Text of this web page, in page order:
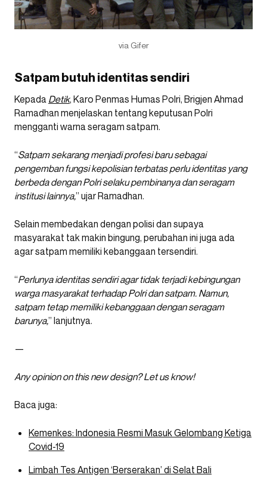
via Gifer
Satpam butuh identitas sendiri
Kepada Detik, Karo Penmas Humas Polri, Brigjen Ahmad
Ramadhan menjelaskan tentang keputusan Polri
mengganti warna seragam satpam.
“Satpam sekarang menjadi profesi baru sebagai
pengemban fungsi kepolisian terbatas perlu identitas yang
berbeda dengan Polri selaku pembinanya dan seragam
institusi lainnya,” ujar Ramadhan.
Selain membedakan dengan polisi dan supaya
masyarakat tak makin bingung, perubahan ini juga ada
agar satpam memiliki kebanggaan tersendiri.
“Perlunya identitas sendiri agar tidak terjadi kebingungan
warga masyarakat terhadap Polri dan satpam. Namun,
satpam tetap memiliki kebanggaan dengan seragam
barunya,” lanjutnya.
—
Any opinion on this new design? Let us know!
Baca juga:
Kemenkes: Indonesia Resmi Masuk Gelombang Ketiga
Covid-19
Limbah Tes Antigen ‘Berserakan’ di Selat Bali